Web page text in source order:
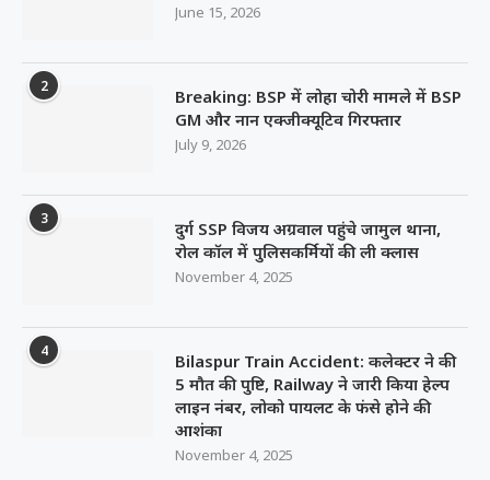
June 15, 2026
2
Breaking: BSP में लोहा चोरी मामले में BSP
GM और नान एक्जीक्यूटिव गिरफ्तार
July 9, 2026
3
दुर्ग SSP विजय अग्रवाल पहुंचे जामुल थाना,
रोल कॉल में पुलिसकर्मियों की ली क्लास
November 4, 2025
4
Bilaspur Train Accident: कलेक्टर ने की
5 मौत की पुष्टि, Railway ने जारी किया हेल्प
लाइन नंबर, लोको पायलट के फंसे होने की
आशंका
November 4, 2025